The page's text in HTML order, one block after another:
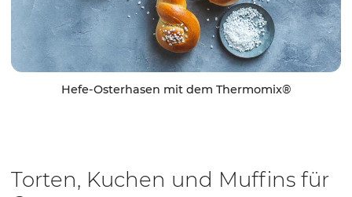
Hefe-Osterhasen mit dem Thermomix®
Torten, Kuchen und Muffins für